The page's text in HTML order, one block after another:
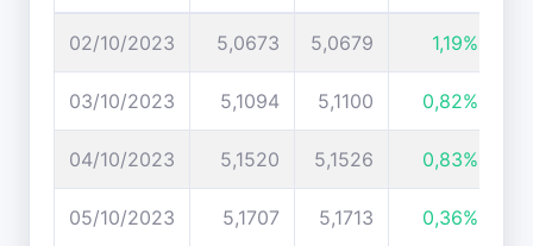
02/10/2023 5,0673 5,0679 1,19%
03/10/2023 5,1094 5,1100 0,82%
04/10/2023 5,1520 5,1526 0,83%
05/10/2023 5,1707 5,1713 0,36%